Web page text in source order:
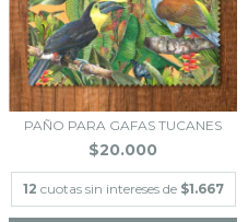
PAÑO PARA GAFAS TUCANES
$20.000
12 cuotas sin intereses de $1.667